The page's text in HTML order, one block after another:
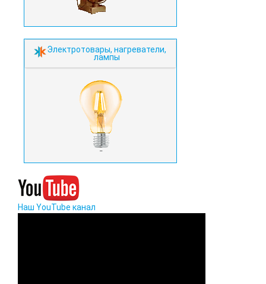
Электротовары, нагреватели,
лампы
Наш YouTube канал